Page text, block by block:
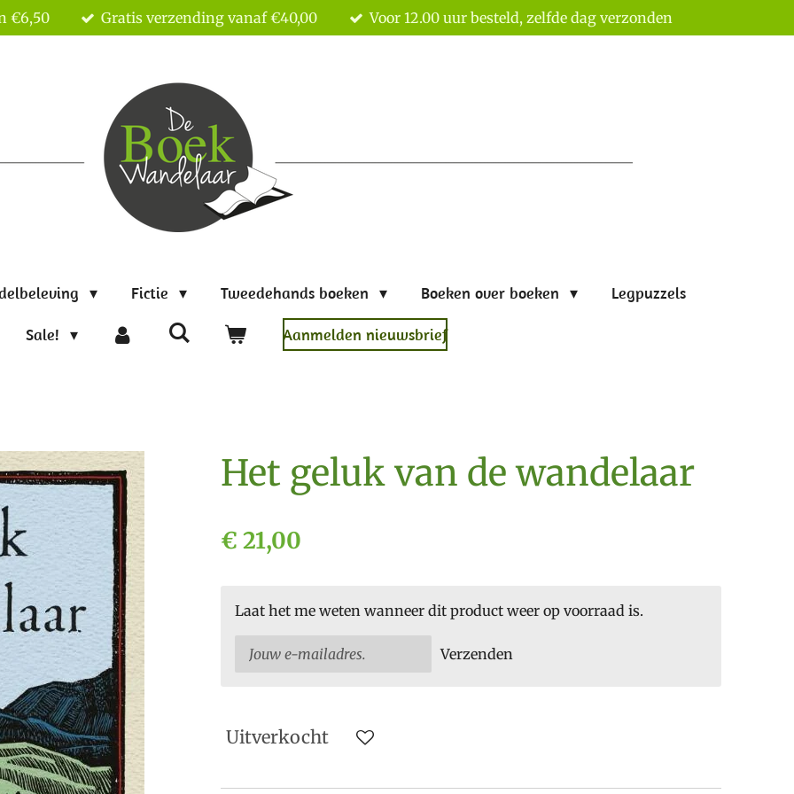
€6,50 Gratis verzending vanaf €40,00 Voor 12.00 uur besteld, zelfde dag verzonden
Fictie Tweedehands boeken Boeken over boeken Legpuzzels
Sale! Aanmelden nieuwsbrief
Het geluk van de wandelaar
€ 21,00
Laat het me weten wanneer dit product weer op voorraad is.
Verzenden
Uitverkocht